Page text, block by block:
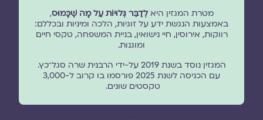
מטרת המגזין היאלְדַבֵּר גְּלוּיוֹת עַל מָה שֶׁכָּמוּס,
באמצעות הנגשת ידע על זוגיות, הלכה ומיניות ובכללם:
רווקות, אירוסין, חיי נישואין, בניית המשפחה, טקסי חיים
ומוגנוּת.
המגזין נוסד בשנת 2019 על-ידי הרבנית שרה סגל־כץ.
עם הכניסה לשנת 2025 פורסמו בו קרוב ל-3,000
טקסטים שונים.